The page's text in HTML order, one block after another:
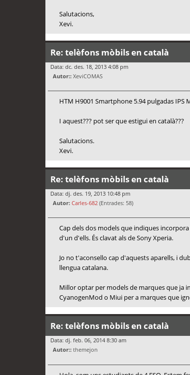
Salutacions,
Xevi.
Re: telèfons mòbils en català
Data: dc. des. 18, 2013 4:08 pm
Autor:: XeviCOMAS
HTM H9001 Smartphone 5.94 pulgadas IPS
I aquest??? pot ser que estigui en català???
Salutacions.
Xevi.
Re: telèfons mòbils en català
Data: dj. des. 19, 2013 10:48 pm
Autor: Carles-682 (Entrades: 58)
Cap dels dos models que indiques
d'un d'ells. És clavat als de Sony Xperia.
Jo no t'aconsello cap d'aquests aparells, i
llengua catalana.
Millor optar per models de marques que ja
CyanogenMod o Miui per a marques que
Re: telèfons mòbils en català
Data: dj. feb. 06, 2014 8:30 am
Autor:: themejon